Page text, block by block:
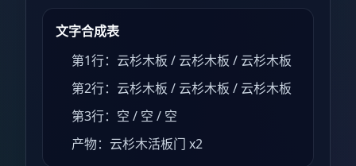
文字合成表
第1行：云杉木板 / 云杉木板 / 云杉木板
第2行：云杉木板 / 云杉木板 / 云杉木板
第3行：空 / 空 / 空
产物：云杉木活板门 x2